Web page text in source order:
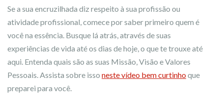
Se a sua encruzilhada diz respeito à sua profissão ou
atividade profissional, comece por saber primeiro quem é
você na essência. Busque lá atrás, através de suas
experiências de vida até os dias de hoje, o que te trouxe até
aqui. Entenda quais são as suas Missão, Visão e Valores
Pessoais. Assista sobre isso neste vídeo bem curtinhoque
preparei para você.